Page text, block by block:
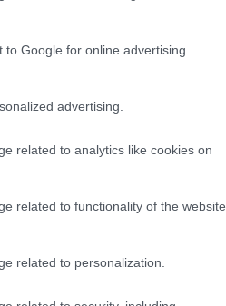
Google for online advertising
advertising.
related to analytics like cookies on
related to functionality of the website
related to personalization.